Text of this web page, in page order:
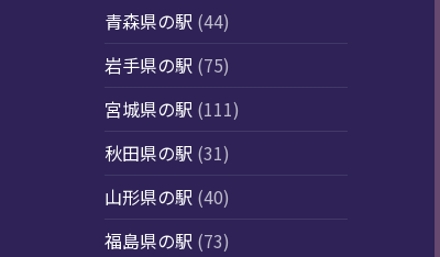
青森県の駅 (44)
岩手県の駅 (75)
宮城県の駅 (111)
秋田県の駅 (31)
山形県の駅 (40)
福島県の駅 (73)